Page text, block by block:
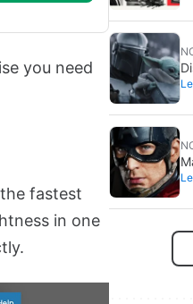
you need
fastest
in one